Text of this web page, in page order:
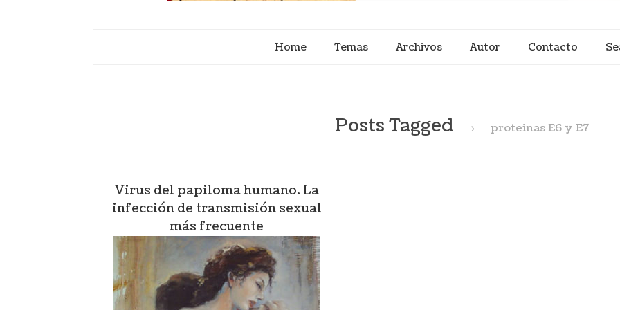
Home Temas Archivos Autor Contacto
Posts Tagged → proteinas E6 y E7
Virus del papiloma humano. La
infección de transmisión sexual
más frecuente